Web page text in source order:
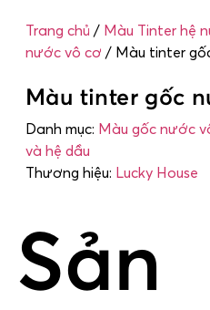
Trang chủ / Màu Tinter hệ
nước vô cơ / Màu tinter
Màu tinter gốc
Danh mục: Màu gốc nước
và hệ dầu
Thương hiệu: Lucky House
Sản